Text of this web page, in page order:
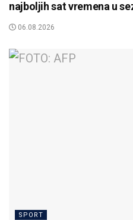
najboljih sat vremena u
06.08.2026
SPORT